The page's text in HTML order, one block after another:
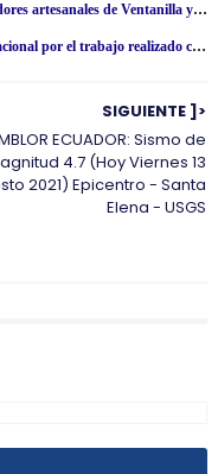
PRODUCE: FONDEPES capacitó a pescadores artesanales de Ventanilla y Chancay en reparación de redes de pesca y manipulación de recursos pesqueros
El OSINFOR recibe reconocimiento internacional por el trabajo realizado con la Mochila Forestal en Colombia
SIGUIENTE ]>
ECUADOR: Sismo de
4.7 (Hoy Viernes 13
2021) Epicentro - Santa
Elena - USGS